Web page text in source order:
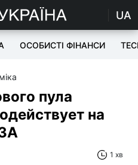
UA
ОСОБИСТІ ФІНАНСИ
пула
на
1 хв